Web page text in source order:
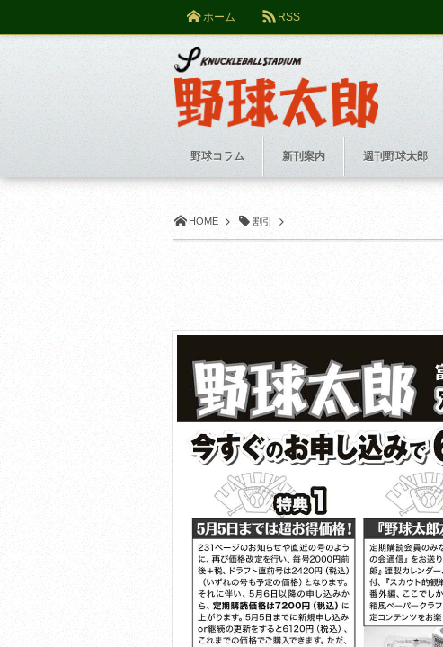
HOME 割引
ホーム RSS
野球コラム 新刊案内 週刊野球太郎